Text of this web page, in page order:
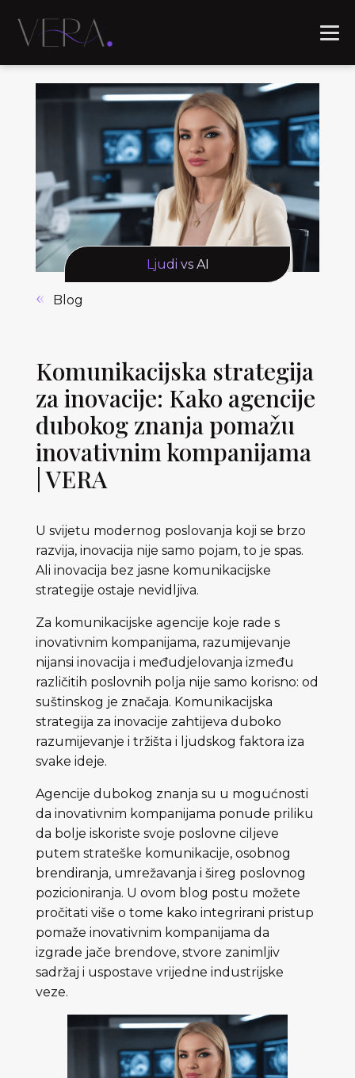
Ljudi vs AI
Blog
Komunikacijska strategija
za inovacije: Kako agencije
dubokog znanja pomažu
inovativnim kompanijama
| VERA
U svijetu modernog poslovanja koji se brzo
razvija, inovacija nije samo pojam, to je spas.
Ali inovacija bez jasne komunikacijske
strategije ostaje nevidljiva.
Za komunikacijske agencije koje rade s
inovativnim kompanijama, razumijevanje
nijansi inovacija i međudjelovanja između
različitih poslovnih polja nije samo korisno: od
suštinskog je značaja. Komunikacijska
strategija za inovacije zahtijeva duboko
razumijevanje i tržišta i ljudskog faktora iza
svake ideje.
Agencije dubokog znanja su u mogućnosti
da inovativnim kompanijama ponude priliku
da bolje iskoriste svoje poslovne ciljeve
putem strateške komunikacije, osobnog
brendiranja, umrežavanja i šireg poslovnog
pozicioniranja. U ovom blog postu možete
pročitati više o tome kako integrirani pristup
pomaže inovativnim kompanijama da
izgrade jače brendove, stvore zanimljiv
sadržaj i uspostave vrijedne industrijske
veze.